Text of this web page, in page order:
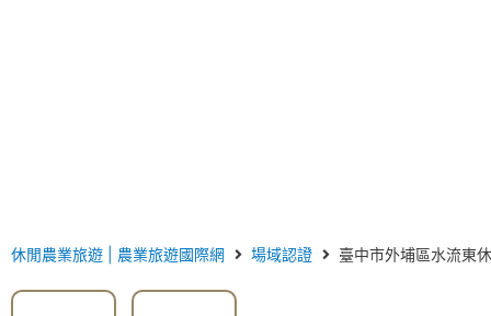
休閒農業旅遊 | 農業旅遊國際網 場域認證 臺中市外埔區水流東